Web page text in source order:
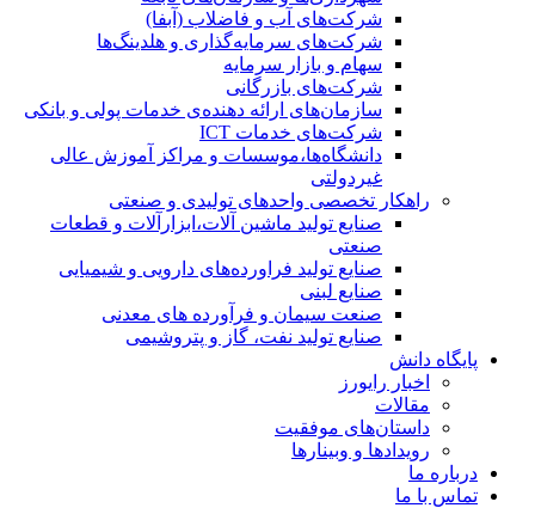
شرکت‌های آب و فاضلاب (آبفا)
شرکت‌های سرمایه‌گذاری و هلدینگ‌ها
سهام و بازار سرمایه
شرکت‌های بازرگانی
سازمان‌های ارائه دهنده‌ی خدمات پولی و بانکی
شرکت‌های خدمات ICT
دانشگاه‌ها،موسسات و مراکز آموزش عالی
غیردولتی
راهکار تخصصی واحدهای تولیدی و صنعتی
صنایع توليد ماشين آلات،ابزارآلات و قطعات
صنعتی
صنایع تولید فراورده‌های دارویی و شیمیایی
صنایع لبنی
صنعت سیمان و فرآورده های معدنی
صنایع تولید نفت، گاز و پتروشيمی
پایگاه دانش
اخبار رایورز
مقالات
داستان‌های موفقیت
رویدادها و وبینارها
درباره ما
تماس با ما